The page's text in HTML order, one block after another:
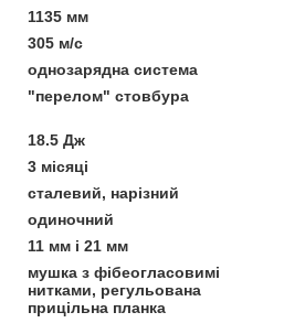
1135 мм
305 м/с
однозарядна система
"перелом" стовбура
18.5 Дж
3 місяці
сталевий, нарізний
одиночний
11 мм і 21 мм
мушка з фібеогласовимі
нитками, регульована
прицільна планка